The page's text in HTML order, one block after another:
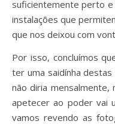
suficientemente perto
instalações que
que nos deixou com
Por isso, concluímos
ter uma saidínha
não diria
apetecer ao poder vai
vamos revendo as